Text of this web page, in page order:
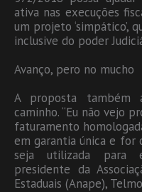
ativa nas execuções
um projeto ‘simpático’,
inclusive do poder
Avanço, pero no mucho
A proposta também
caminho. “Eu não vejo
faturamento
em garantia única e for
seja utilizada para
presidente da
Estaduais (Anape),